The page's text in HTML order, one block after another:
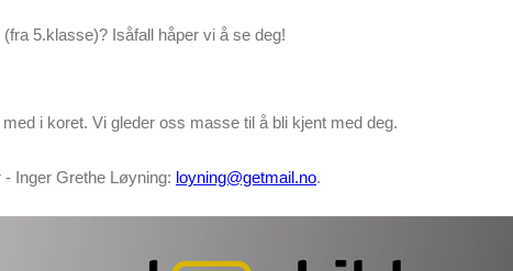
(fra 5.klasse)? Isåfall håper vi å se deg!
i koret. Vi gleder oss masse til å bli kjent med deg.
Inger Grethe Løyning: loyning@getmail.no.